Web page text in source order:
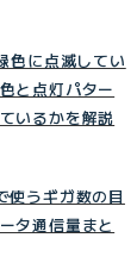
色に点滅してい
と点灯パター
いるかを解説
使うギガ数の目
タ通信量まと